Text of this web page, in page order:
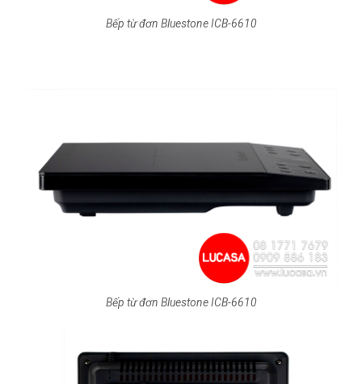
Bếp từ đơn Bluestone ICB-6610
Bếp từ đơn Bluestone ICB-6610